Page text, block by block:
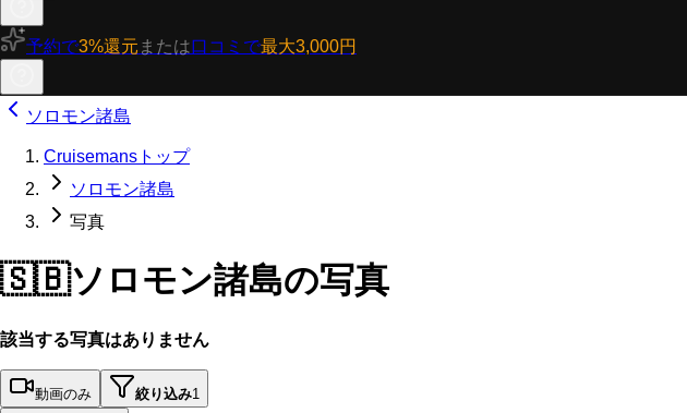
予約で3%還元 または口コミで最大3,000円
ソロモン諸島
Cruisemansトップ
ソロモン諸島
写真
🇸🇧ソロモン諸島の写真
該当する写真はありません
動画のみ 絞り込み1